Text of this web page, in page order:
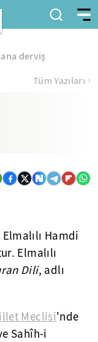
derviş
Tüm Yazıları
Hamdi
Elmalılı
Dili, adlı
Meclisi'nde
Sahîh-i